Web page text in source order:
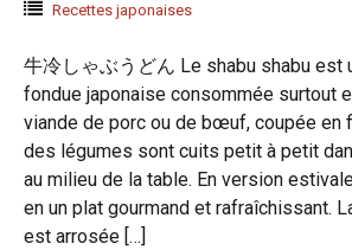
Recettes japonaises
牛冷しゃぶうどん Le shabu shabu est
fondue japonaise consommée surtout
viande de porc ou de bœuf, coupée en
des légumes sont cuits petit à petit
au milieu de la table. En version
en un plat gourmand et rafraîchissant.
est arrosée […]